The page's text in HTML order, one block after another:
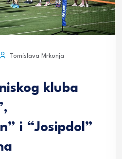
Tomislava Mrkonja
kluba
i “Josipdol”